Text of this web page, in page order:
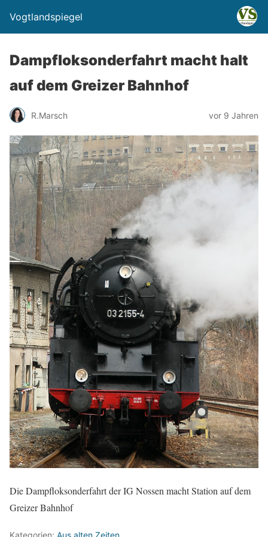
Vogtlandspiegel
Dampfloksonderfahrt macht halt
auf dem Greizer Bahnhof
R.Marsch vor 9 Jahren
Die Dampfloksonderfahrt der IG Nossen macht Station auf dem
Greizer Bahnhof
Kategorien: Aus alten Zeiten